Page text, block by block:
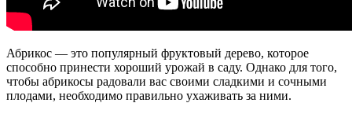
Абрикос — это популярный фруктовый дерево, которое
способно принести хороший урожай в саду. Однако для того,
чтобы абрикосы радовали вас своими сладкими и сочными
плодами, необходимо правильно ухаживать за ними.